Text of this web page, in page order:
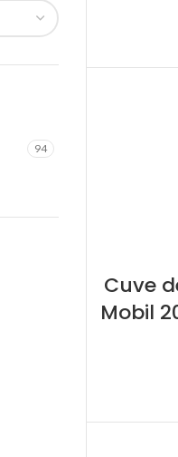
94
Cuve
Mobil